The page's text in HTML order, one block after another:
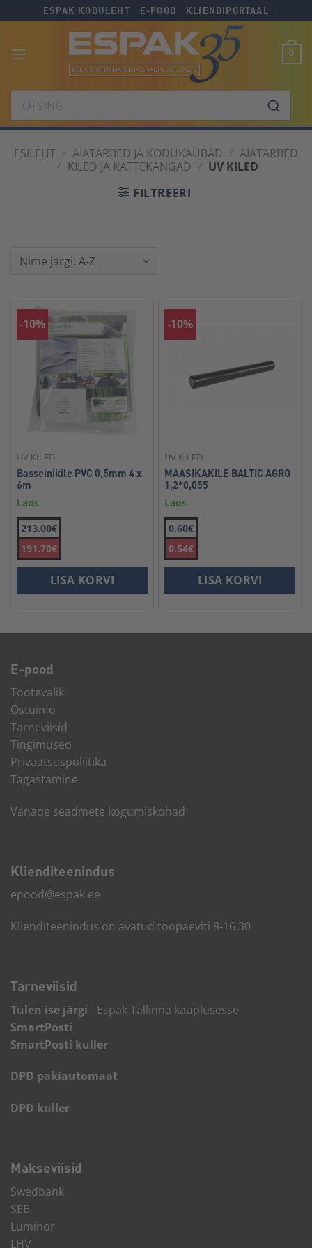
to
to
to
ESPAK KODULEHT E-POOD KLIENDIPORTAAL
0
ESILEHT / AIATARBED JA KODUKAUBAD / AIATARBED
/ KILED JA KATTEKANGAD / UV KILED
FILTREERI
-10%
UV KILED
Basseinikile PVC 0,5mm 4 x
6m
Laos
213.00€
191.70€
LISA KORVI
-10%
UV KILED
MAASIKAKILE BALTIC AGRO
1,2*0,055
Laos
0.60€
0.54€
LISA KORVI
E-pood
Tootevalik
Ostuinfo
Tarneviisid
Tingimused
Privaatsuspoliitika
Tagastamine
Vanade seadmete kogumiskohad
Kliendi­teenindus
epood@espak.ee
Klienditeenindus on avatud tööpäeviti 8-16.30
Tarneviisid
Tulen ise järgi - Espak Tallinna kauplusesse
SmartPosti
SmartPosti kuller
DPD pakiautomaat
DPD kuller
Makseviisid
Swedbank
SEB
Luminor
LHV